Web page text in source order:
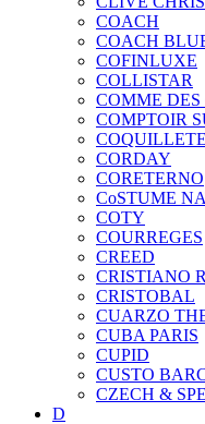
COACH
COACH
COFINLUXE
COLLISTAR
COMME DES
COMPTOIR
COQUILLETE
CORDAY
CORETERNO
CoSTUME
COTY
COURREGES
CREED
CRISTIANO
CRISTOBAL
CUARZO
CUBA PARIS
CUPID
CUSTO
CZECH &
D